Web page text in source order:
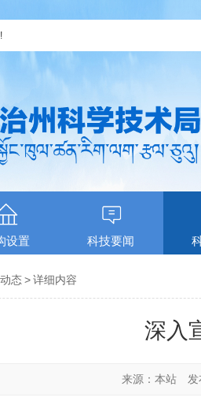
!
设置 科技要闻
态>详细内容
深入
来源：本站